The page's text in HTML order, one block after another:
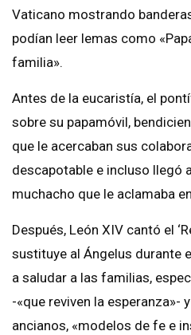
Vaticano mostrando
podían leer lemas como
familia».
Antes de la eucaristía, el
sobre su papamóvil,
que le acercaban sus
descapotable e incluso llegó
muchacho que le aclamaba
Después, León XIV cantó el
sustituye al Ángelus durante
a saludar a las familias,
-«que reviven la esperanza»-
ancianos, «modelos de fe e